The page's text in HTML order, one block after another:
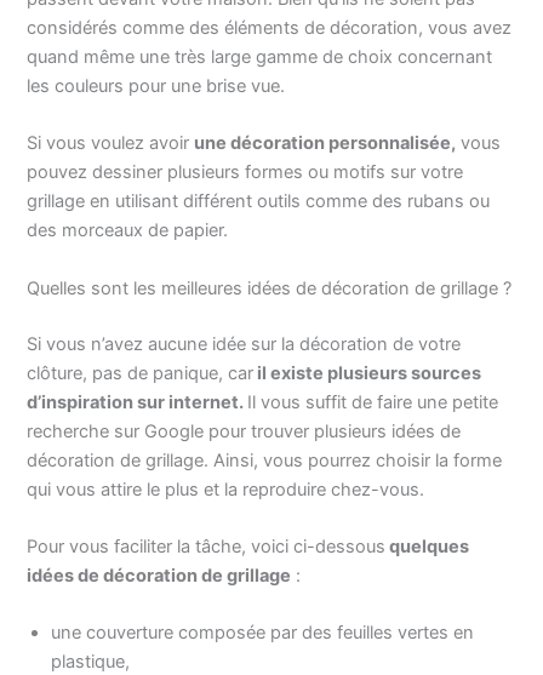
considérés comme des éléments de décoration, vous avez
quand même une très large gamme de choix concernant
les couleurs pour une brise vue.
Si vous voulez avoir une décoration personnalisée, vous
pouvez dessiner plusieurs formes ou motifs sur votre
grillage en utilisant différent outils comme des rubans ou
des morceaux de papier.
Quelles sont les meilleures idées de décoration de grillage ?
Si vous n’avez aucune idée sur la décoration de votre
clôture, pas de panique, car il existe plusieurs sources
d’inspiration sur internet. Il vous suffit de faire une petite
recherche sur Google pour trouver plusieurs idées de
décoration de grillage. Ainsi, vous pourrez choisir la forme
qui vous attire le plus et la reproduire chez-vous.
Pour vous faciliter la tâche, voici ci-dessous quelques
idées de décoration de grillage :
une couverture composée par des feuilles vertes en
plastique,